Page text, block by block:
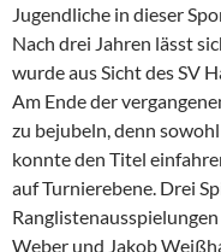
Jugendliche in dieser
Nach drei Jahren lässt
wurde aus Sicht des SV
Am Ende der
zu bejubeln, denn
konnte den Titel
auf Turnierebene. Drei
Weber und Jakob